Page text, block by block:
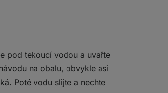
pod tekoucí vodou a uvařte
na obalu, obvykle asi
Poté vodu slijte a nechte